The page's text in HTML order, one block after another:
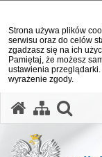
Strona używa plików
serwisu oraz do celów
zgadzasz się na ich
Pamiętaj, że możesz
ustawienia
wyrażenie zgody.